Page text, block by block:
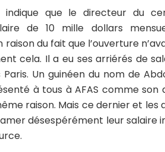
indique que le directeur du
de 10 mille dollars
raison du fait que l’ouverture
cela. Il a eu ses arriérés de
Un guinéen du nom de
à tous à AFAS comme son
raison. Mais ce dernier et les
désespérément leur salaire